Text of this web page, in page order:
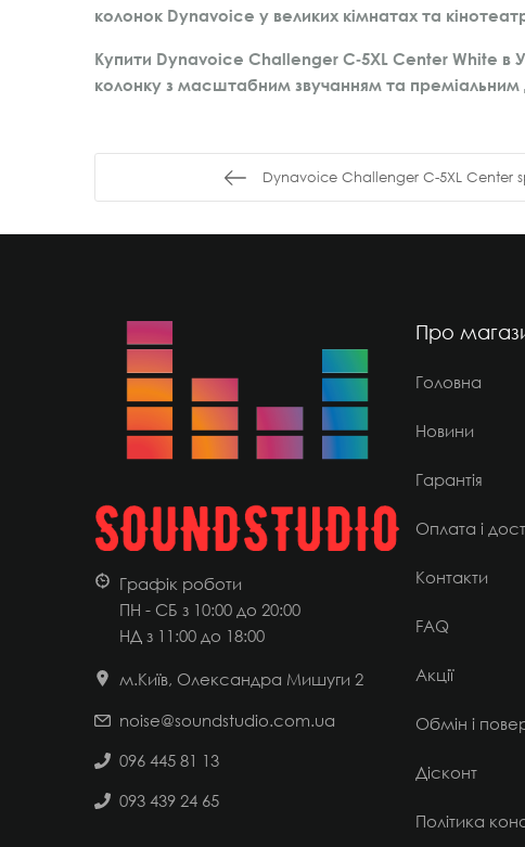
колонок Dynavoice у великих кімнатах та
Купити Dynavoice Challenger C‑5XL Center White в
колонку з масштабним звучанням та
Dynavoice Challenger C-5XL Center
Графік роботи
ПН - СБ з 10:00 до 20:00
НД з 11:00 до 18:00
м.Київ, Олександра Мишуги 2
noise@soundstudio.com.ua
096 445 81 13
093 439 24 65
Про
Головна
Новини
Гарантія
Оплата і
Контакти
FAQ
Акції
Обмін і
Дісконт
Політика